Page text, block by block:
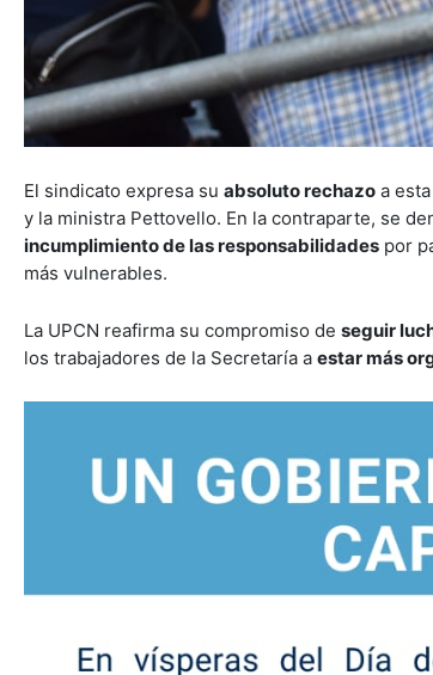
El sindicato expresa su absoluto rechazo a
y la ministra Pettovello. En la contraparte, se
incumplimiento de las responsabilidades por
más vulnerables.
La UPCN reafirma su compromiso de seguir
los trabajadores de la Secretaría a estar más